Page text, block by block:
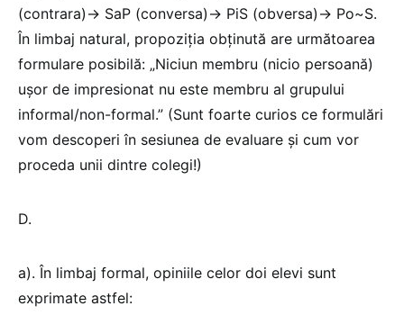
(contrara)→ SaP (conversa)→ PiS (obversa)→ Po~S.
În limbaj natural, propoziția obținută are următoarea
formulare posibilă: „Niciun membru (nicio persoană)
ușor de impresionat nu este membru al grupului
informal/non-formal.” (Sunt foarte curios ce formulări
vom descoperi în sesiunea de evaluare și cum vor
proceda unii dintre colegi!)
D.
a). În limbaj formal, opiniile celor doi elevi sunt
exprimate astfel: